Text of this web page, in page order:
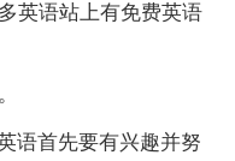
英语站上有免费英语
语首先要有兴趣并努